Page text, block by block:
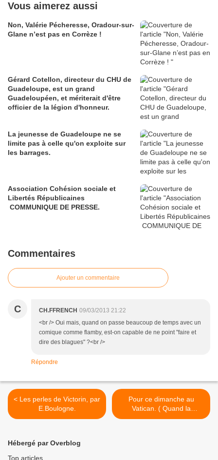
Vous aimerez aussi
Non, Valérie Pécheresse, Oradour-sur-
Glane n’est pas en Corrèze !
Gérard Cotellon, directeur du CHU de
Guadeloupe, est un grand
Guadeloupéen, et mériterait d'être
officier de la légion d'honneur.
La jeunesse de Guadeloupe ne se
limite pas à celle qu'on exploite sur
les barrages.
Association Cohésion sociale et
Libertés Républicaines
COMMUNIQUE DE PRESSE.
Commentaires
Ajouter un commentaire
C CH.FFRENCH 09/03/2013 21:22
<br /> Oui mais, quand on passe beaucoup de temps avec un
comique comme flamby, est-on capable de ne point "faire et
dire des blagues" ?<br />
Répondre
< Les perles de Victorin, par
E.Boulogne.
Pour ce dimanche au
Vatican. ( Quand la
technique se met au service
Hébergé par Overblog
Top articles